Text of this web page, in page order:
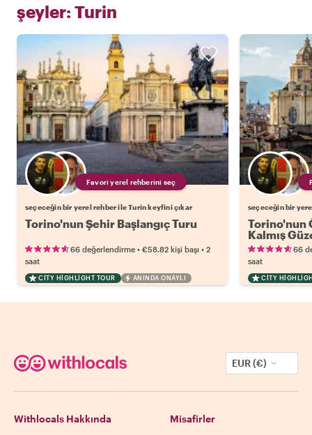
şeyler: Turin
Favori yerel rehberini seç
seçeceğin bir yerel rehber ile Turin keyfini çıkar
Torino'nun Şehir Başlangıç Turu
66 değerlendirme • €58.82 kişi başı • 2
saat
CITY HIGHLIGHT TOUR ANINDA ONAYLI
seçeceğin bir
Torino'nun
Kalmış
66
saat
CITY
EUR (€)
Withlocals Hakkında Misafirler